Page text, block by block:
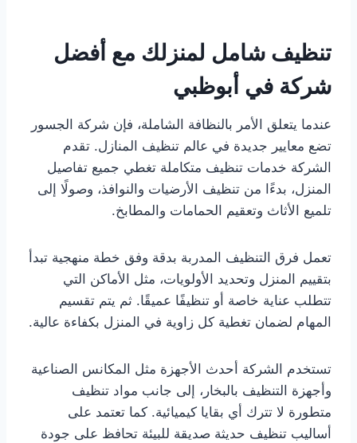
تنظيف شامل لمنزلك مع أفضل
شركة في أبوظبي
عندما يتعلق الأمر بالنظافة الشاملة، فإن شركة الجسور
تضع معايير جديدة في عالم تنظيف المنازل. تقدم
الشركة خدمات تنظيف متكاملة تغطي جميع تفاصيل
المنزل، بدءًا من تنظيف الأرضيات والنوافذ، وصولًا إلى
تلميع الأثاث وتعقيم الحمامات والمطابخ.
تعمل فرق التنظيف المدربة بدقة وفق خطة منهجية تبدأ
بتقييم المنزل وتحديد الأولويات، مثل الأماكن التي
تتطلب عناية خاصة أو تنظيفًا عميقًا. ثم يتم تقسيم
المهام لضمان تغطية كل زاوية في المنزل بكفاءة عالية.
تستخدم الشركة أحدث الأجهزة مثل المكانس الصناعية
وأجهزة التنظيف بالبخار، إلى جانب مواد تنظيف
متطورة لا تترك أي بقايا كيميائية. كما تعتمد على
أساليب تنظيف حديثة صديقة للبيئة تحافظ على جودة